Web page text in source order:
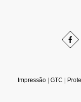
Impressão| GTC